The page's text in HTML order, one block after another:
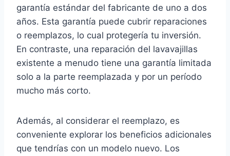
garantía estándar del fabricante de uno a dos
años. Esta garantía puede cubrir reparaciones
o reemplazos, lo cual protegería tu inversión.
En contraste, una reparación del lavavajillas
existente a menudo tiene una garantía limitada
solo a la parte reemplazada y por un período
mucho más corto.
Además, al considerar el reemplazo, es
conveniente explorar los beneficios adicionales
que tendrías con un modelo nuevo. Los